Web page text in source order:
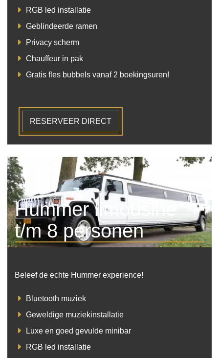
RGB led installatie
Geblindeerde ramen
Privacy scherm
Chauffeur in pak
Gratis fles bubbels vanaf 2 boekingsuren!
RESERVEER DIRECT
Hummer limousine
t/m 8 personen
Beleef de echte Hummer experience!
Bluetooth muziek
Geweldige muziekinstallatie
Luxe en goed gevulde minibar
RGB led installatie